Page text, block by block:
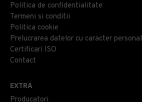
Politica de confidentialitate
Termeni si conditii
Politica cookie
Prelucrarea datelor cu caracter personal
Certificari ISO
Contact
EXTRA
Producatori